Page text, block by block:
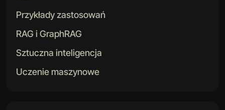
Przykłady zastosowań
RAG i GraphRAG
Sztuczna inteligencja
Uczenie maszynowe